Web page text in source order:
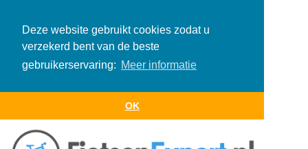
Deze website gebruikt cookies zodat u
verzekerd bent van de beste
gebruikerservaring: Meer informatie
OK